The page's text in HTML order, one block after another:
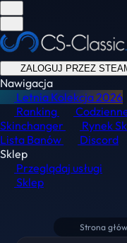
ZALOGUJ PRZEZ
Nawigacja
Letnia Kolekcja2026
Ranking
Skinchanger
Rynek
Lista Banów
Discord
Sklep
Przeglądaj usługi
Sklep
Strona